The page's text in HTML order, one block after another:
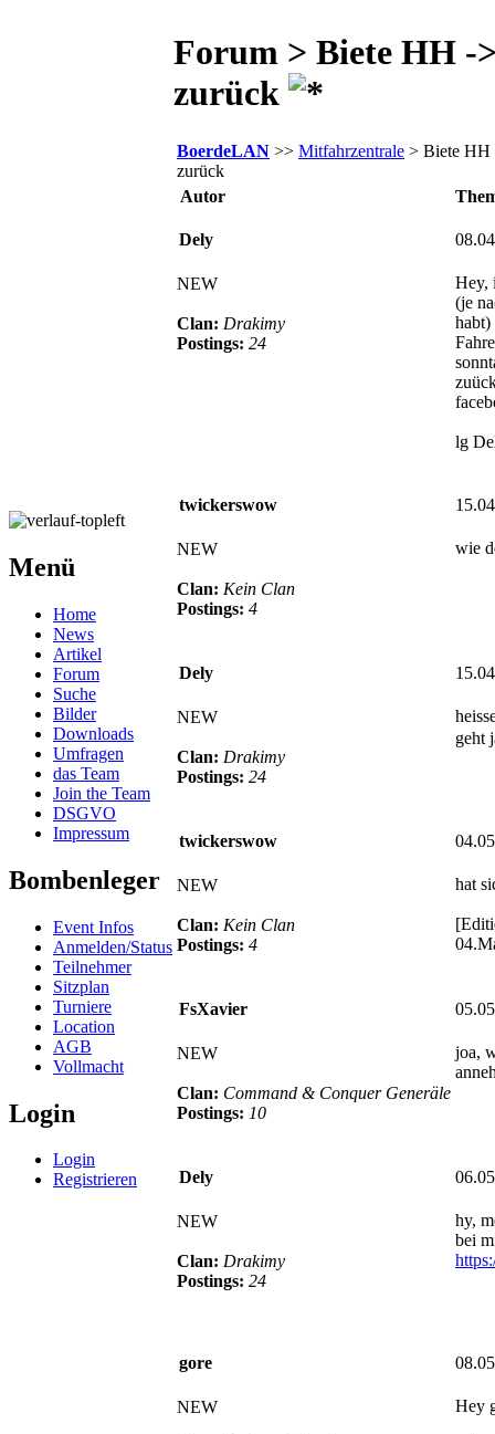
Menü
Home
News
Artikel
Forum
Suche
Bilder
Downloads
Umfragen
das Team
Join the Team
DSGVO
Impressum
Bombenleger
Event Infos
Anmelden/Status
Teilnehmer
Sitzplan
Turniere
Location
AGB
Vollmacht
Login
Login
Registrieren
Forum > Biete HH -
zurück
BoerdeLAN >> Mitfahrzentrale > Biete HH
zurück
Autor
Dely
NEW
Clan: Drakimy
Postings: 24
Hey,
(je
habt)
lg
twickerswow
NEW
Clan: Kein Clan
Postings: 4
wie
Dely
NEW
Clan: Drakimy
Postings: 24
geht
twickerswow
NEW
Clan: Kein Clan
Postings: 4
hat
FsXavier
NEW
Clan: Command & Conquer Generäle
Postings: 10
joa,
Dely
NEW
Clan: Drakimy
Postings: 24
hy,
bei
gore
NEW Hey